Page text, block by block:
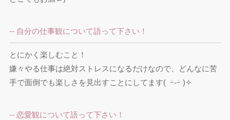
-- 自分の仕事観について語って下さい！
とにかく楽しむこと！
嫌々やる仕事は絶対ストレスになるだけなので、どんなに苦
手で面倒でも楽しさを見出すことにしてます(  ｰ̀֊ｰ́ )✧︎
-- 恋愛観について語って下さい！